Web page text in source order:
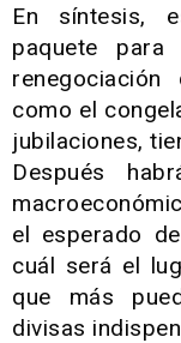
En síntesis,
paquete
como el
jubilaciones,
Después
el esperado
cuál será el
que más
divisas